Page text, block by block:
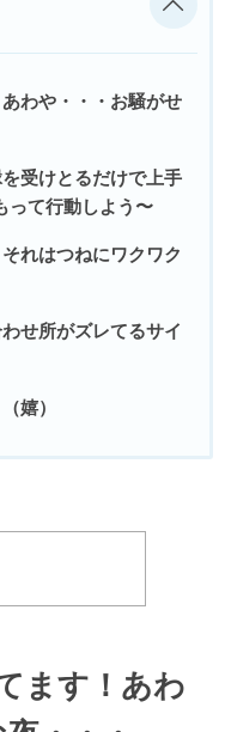
わや・・・お騒がせ
受けとるだけで上手
って行動しよう〜
れはつねにワクワク
せ所がズレてるサイ
嬉）
ます！あわ